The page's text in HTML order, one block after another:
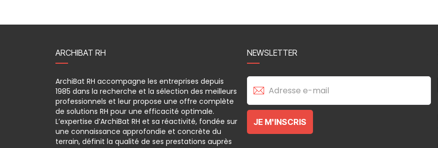
ARCHIBAT RH
ArchiBat RH accompagne les entreprises depuis
1985 dans la recherche et la sélection des meilleurs
professionnels et leur propose une offre complète
de solutions RH pour une efficacité optimale.
L’expertise d’ArchiBat RH et sa réactivité, fondée sur
une connaissance approfondie et concrète du
terrain, définit la qualité de ses prestations auprès
NEWSLETTER